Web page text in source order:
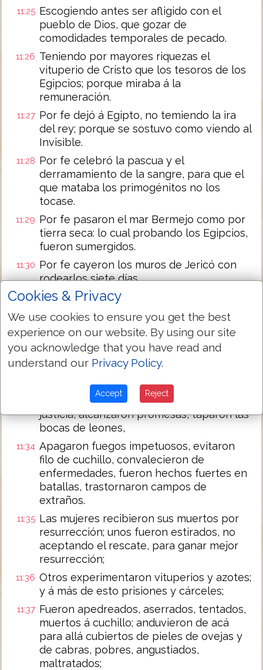
11:25 Escogiendo antes ser afligido con el
pueblo de Dios, que gozar de
comodidades temporales de pecado.
11:26 Teniendo por mayores riquezas el
vituperio de Cristo que los tesoros de los
Egipcios; porque miraba á la
remuneración.
11:27 Por fe dejó á Egipto, no temiendo la ira
del rey; porque se sostuvo como viendo al
Invisible.
11:28 Por fe celebró la pascua y el
derramamiento de la sangre, para que el
que mataba los primogénitos no los
tocase.
11:29 Por fe pasaron el mar Bermejo como por
tierra seca: lo cual probando los Egipcios,
fueron sumergidos.
11:30 Por fe cayeron los muros de Jericó con
rodearlos siete días.
11:31
Por fe Rahab la ramera no pereció
juntamente con los incrédulos, habiendo
recibido á los espías con paz.
11:32
¿Y qué más digo? porque el tiempo me
faltará contando de Gedeón, de Barac, de
Samsón, de Jephté, de David, de Samuel,
y de los profetas:
Que por fe ganaron reinos, obraron
justicia, alcanzaron promesas, taparon las
bocas de leones,
11:34 Apagaron fuegos impetuosos, evitaron
filo de cuchillo, convalecieron de
enfermedades, fueron hechos fuertes en
batallas, trastornaron campos de
extraños.
11:35 Las mujeres recibieron sus muertos por
resurrección; unos fueron estirados, no
aceptando el rescate, para ganar mejor
resurrección;
11:36 Otros experimentaron vituperios y azotes;
y á más de esto prisiones y cárceles;
11:37 Fueron apedreados, aserrados, tentados,
muertos á cuchillo; anduvieron de acá
para allá cubiertos de pieles de ovejas y
de cabras, pobres, angustiados,
maltratados;
Cookies & Privacy
We use cookies to ensure you get the best
experience on our website. By using our site
you acknowledge that you have read and
understand our Privacy Policy.
Accept Reject